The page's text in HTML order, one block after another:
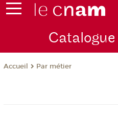
Catalogue
Accueil Par métier